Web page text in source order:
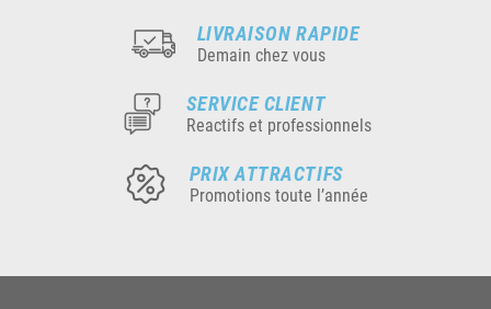
LIVRAISON RAPIDE
Demain chez vous
SERVICE CLIENT
Reactifs et professionnels
PRIX ATTRACTIFS
Promotions toute l’année